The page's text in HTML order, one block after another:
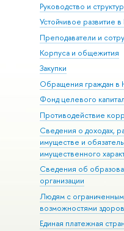
Руководство и
Устойчивое развитие
Преподаватели и
Корпуса и общежития
Закупки
Обращения граждан
Фонд целевого
Противодействие
Сведения о доходах,
имуществе и
имущественного
Сведения об
организации
Людям с
возможностями
Единая платежная